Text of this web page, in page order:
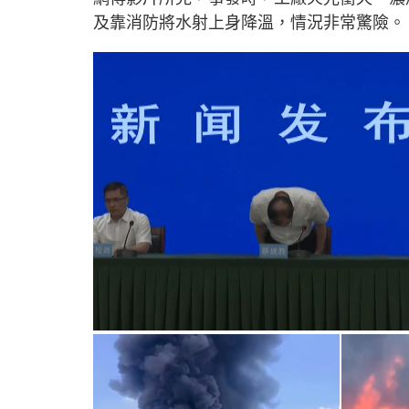
及靠消防將水射上身降溫，情況非常驚險。